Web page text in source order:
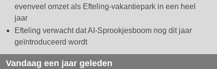
evenveel omzet als Efteling-vakantiepark in een heel
jaar
Efteling verwacht dat AI-Sprookjesboom nog dit jaar
geïntroduceerd wordt
Vandaag een jaar geleden